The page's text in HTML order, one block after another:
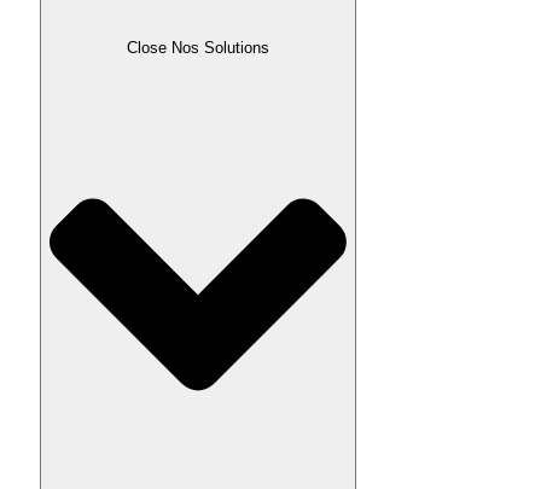
Close Nos Solutions